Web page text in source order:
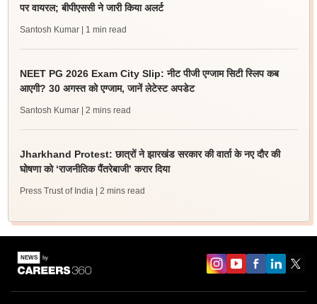
पर वायरल; बीपीएससी ने जारी किया अलर्ट
Santosh Kumar | 1 min read
NEET PG 2026 Exam City Slip: नीट पीजी एग्जाम सिटी स्लिप कब
आएगी? 30 अगस्त को एग्जाम, जानें लेटेस्ट अपडेट
Santosh Kumar | 2 mins read
Jharkhand Protest: छात्रों ने झारखंड सरकार की वार्ता के नए दौर की
घोषणा को ‘राजनीतिक पैंतरेबाजी’ करार दिया
Press Trust of India | 2 mins read